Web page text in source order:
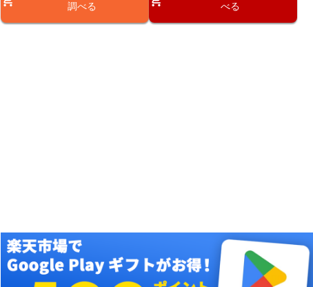
調べる
べる